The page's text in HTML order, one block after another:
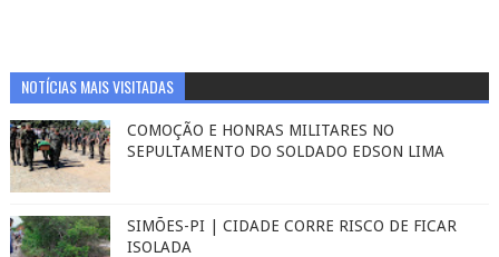
NOTÍCIAS MAIS VISITADAS
COMOÇÃO E HONRAS MILITARES NO
SEPULTAMENTO DO SOLDADO EDSON LIMA
SIMÕES-PI | CIDADE CORRE RISCO DE FICAR
ISOLADA